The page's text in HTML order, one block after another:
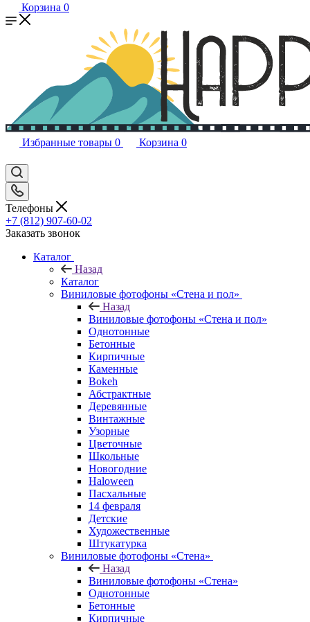
Корзина 0
Избранные товары 0 Корзина 0
Телефоны
+7 (812) 907-60-02
Заказать звонок
Каталог
Назад
Каталог
Виниловые фотофоны «Стена и пол»
Назад
Виниловые фотофоны «Стена и пол»
Однотонные
Бетонные
Кирпичные
Каменные
Bokeh
Абстрактные
Деревянные
Винтажные
Узорные
Цветочные
Школьные
Новогодние
Haloween
Пасхальные
14 февраля
Детские
Художественные
Штукатурка
Виниловые фотофоны «Стена»
Назад
Виниловые фотофоны «Стена»
Однотонные
Бетонные
Кирпичные